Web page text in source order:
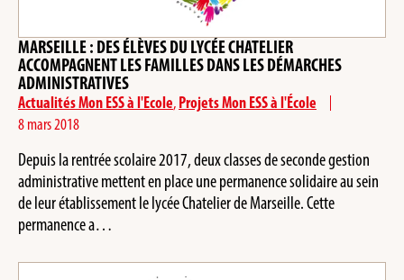
MARSEILLE : DES ÉLÈVES DU LYCÉE CHATELIER
ACCOMPAGNENT LES FAMILLES DANS LES DÉMARCHES
ADMINISTRATIVES
Actualités Mon ESS à l'Ecole,Projets Mon ESS à l'École
8 mars 2018
Depuis la rentrée scolaire 2017, deux classes de seconde gestion
administrative mettent en place une permanence solidaire au sein
de leur établissement le lycée Chatelier de Marseille. Cette
permanence a…